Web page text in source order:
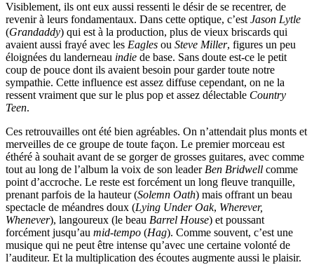
Visiblement, ils ont eux aussi ressenti le désir de se recentrer, de
revenir à leurs fondamentaux. Dans cette optique, c’est Jason Lytle
(Grandaddy) qui est à la production, plus de vieux briscards qui
avaient aussi frayé avec les Eagles ou Steve Miller, figures un peu
éloignées du landerneau indie de base. Sans doute est-ce le petit
coup de pouce dont ils avaient besoin pour garder toute notre
sympathie. Cette influence est assez diffuse cependant, on ne la
ressent vraiment que sur le plus pop et assez délectable Country
Teen.
Ces retrouvailles ont été bien agréables. On n’attendait plus monts et
merveilles de ce groupe de toute façon. Le premier morceau est
éthéré à souhait avant de se gorger de grosses guitares, avec comme
tout au long de l’album la voix de son leader Ben Bridwell comme
point d’accroche. Le reste est forcément un long fleuve tranquille,
prenant parfois de la hauteur (Solemn Oath) mais offrant un beau
spectacle de méandres doux (Lying Under Oak, Wherever,
Whenever), langoureux (le beau Barrel House) et poussant
forcément jusqu’au mid-tempo (Hag). Comme souvent, c’est une
musique qui ne peut être intense qu’avec une certaine volonté de
l’auditeur. Et la multiplication des écoutes augmente aussi le plaisir.